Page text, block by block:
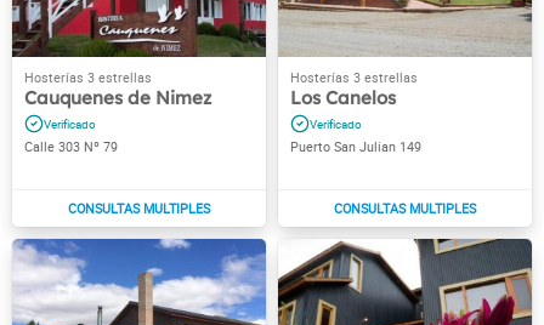
Cauquenes de Nimez
Calle 303 Nº 79
Los Canelos
Puerto San Julian 149